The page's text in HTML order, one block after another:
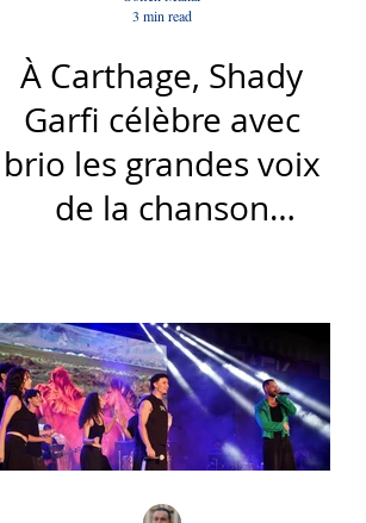
À Carthage, Shady
Garfi célèbre avec
brio les grandes voix
de la chanson
3 min read